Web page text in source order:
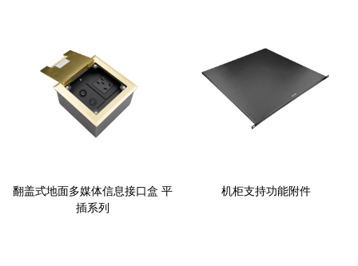
翻盖式地面多媒体信息接口盒 平
插系列
机柜支持功能附件